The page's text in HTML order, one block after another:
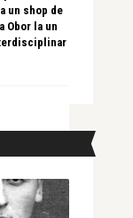
un shop de
Obor la un